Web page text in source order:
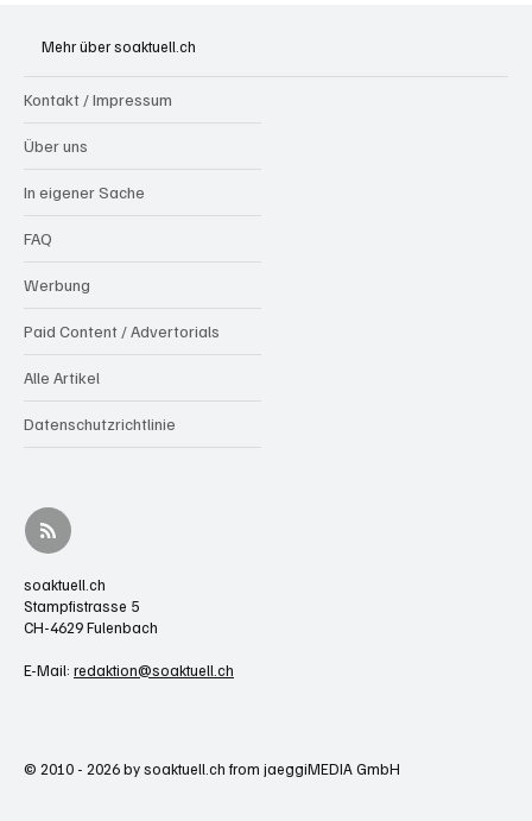
Mehr über soaktuell.ch
Kontakt / Impressum
Über uns
In eigener Sache
FAQ
Werbung
Paid Content / Advertorials
Alle Artikel
Datenschutzrichtlinie
soaktuell.ch
Stampfistrasse 5
CH-4629 Fulenbach
E-Mail: redaktion@soaktuell.ch
© 2010 - 2026 by soaktuell.ch from jaeggiMEDIA GmbH